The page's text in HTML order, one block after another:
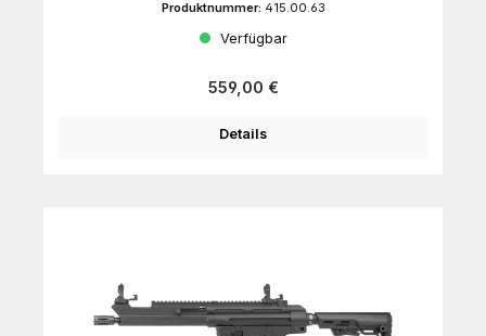
Produktnummer: 415.00.63
Verfügbar
Regulärer Preis:
559,00 €
Details